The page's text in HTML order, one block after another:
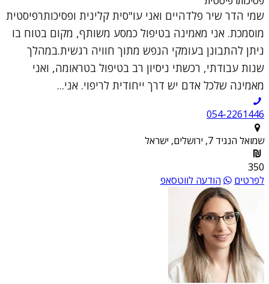
שמי הדר שיר פלדהיים ואני עו"סית קלינית ופסיכותרפיסטית
מוסמכת. אני מאמינה בטיפול כמסע משותף, מקום בטוח בו
ניתן להתבונן בעומקי הנפש מתוך חוויה רגשית.במהלך
שנות עבודתי, רכשתי ניסיון רב בטיפול בטראומה, ואני
מאמינה שלכל אדם יש דרך ייחודית לריפוי. אני...
054-2261446
שמואל הנגיד 7, ירושלים, ישראל
350
לפרטים
הודעה לווטסאפ